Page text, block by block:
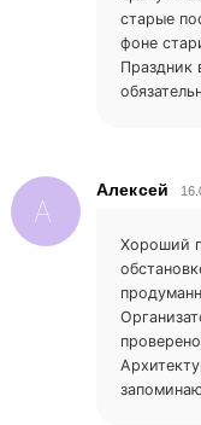
старые
фоне
Праздник
Алексей
Хороший